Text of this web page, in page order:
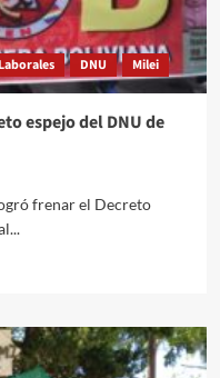
DNU Milei
espejo del DNU de
frenar el Decreto